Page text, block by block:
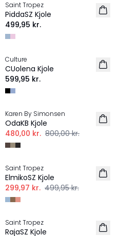
NYHED
Saint Tropez
PiddaSZ Kjole
499,95 kr.
Culture
CUolena Kjole
599,95 kr.
-40%
Karen By Simonsen
OdaKB Kjole
480,00 kr. 800,00 kr.
-40%
Saint Tropez
ElmikoSZ Kjole
299,97 kr. 499,95 kr.
-30%
Saint Tropez
RajaSZ Kjole